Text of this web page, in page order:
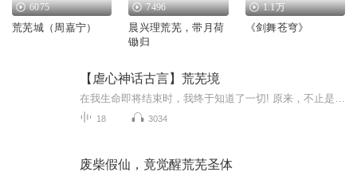
6075
荒芜城（周嘉宁）
7496
晨兴理荒芜，带月荷
锄归
1.1万
《剑舞苍穹》
【虐心神话古言】荒芜境
18 3034
废柴假仙，竟觉醒荒芜圣体